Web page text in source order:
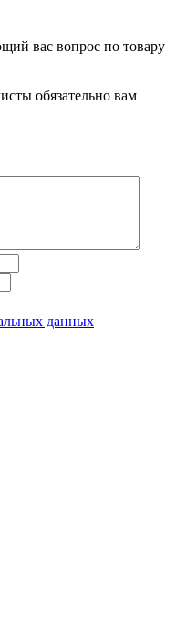
вас вопрос по товару
обязательно вам
данных